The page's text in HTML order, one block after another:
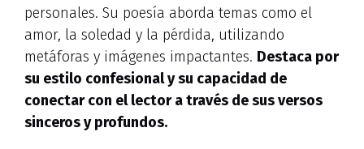
personales. Su poesía aborda temas como el
amor, la soledad y la pérdida, utilizando
metáforas y imágenes impactantes. Destaca por
su estilo confesional y su capacidad de
conectar con el lector a través de sus versos
sinceros y profundos.